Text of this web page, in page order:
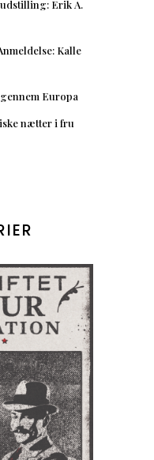
Erik A.
Kalle
Europa
nætter i fru